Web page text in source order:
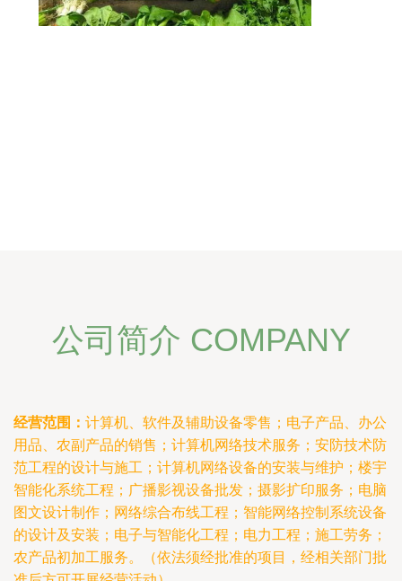
公司简介 COMPANY
经营范围： 计算机、软件及辅助设备零售；电子产品、办公
用品、农副产品的销售；计算机网络技术服务；安防技术防
范工程的设计与施工；计算机网络设备的安装与维护；楼宇
智能化系统工程；广播影视设备批发；摄影扩印服务；电脑
图文设计制作；网络综合布线工程；智能网络控制系统设备
的设计及安装；电子与智能化工程；电力工程；施工劳务；
农产品初加工服务。（依法须经批准的项目，经相关部门批